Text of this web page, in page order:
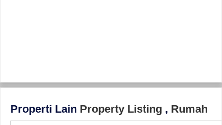
Properti Lain Property Listing , Rumah